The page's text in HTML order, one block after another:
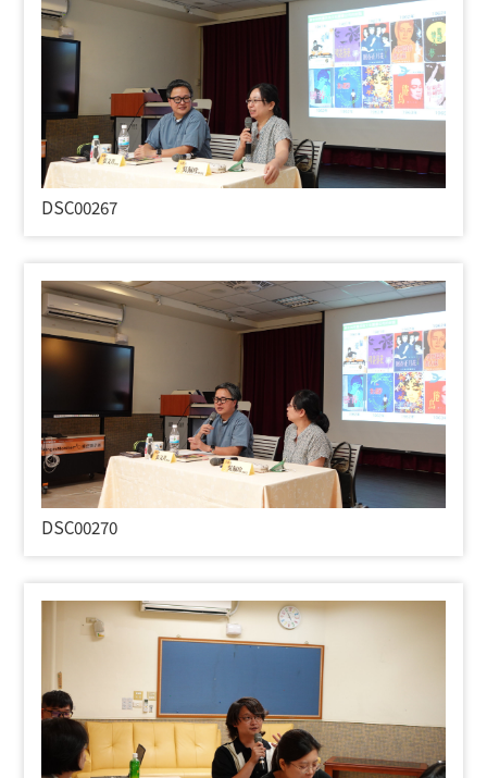
DSC00267
DSC00270